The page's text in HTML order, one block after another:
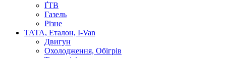
ҐТВ
Газель
Різне
ТАТА, Еталон, I-Van
Двигун
Охолодження, Обігрів